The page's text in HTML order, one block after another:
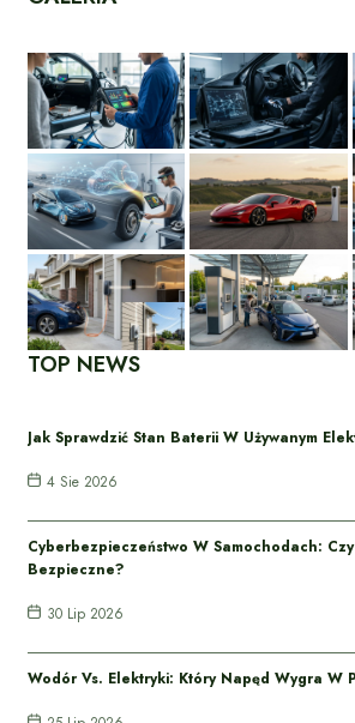
TOP NEWS
Jak Sprawdzić Stan Baterii W Używanym
4 Sie 2026
Cyberbezpieczeństwo W Samochodach:
Bezpieczne?
30 Lip 2026
Wodór Vs. Elektryki: Który Napęd Wygra W